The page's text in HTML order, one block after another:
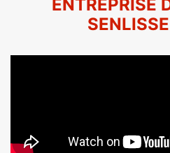
ENTREPRISE